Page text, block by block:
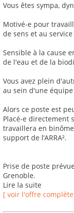
Vous êtes sympa,
Motivé-e pour
de sens et au
Sensible à la cause
de l'eau et de la
Vous avez plein
au sein d'une
Alors ce poste est
Placé-e directement
travaillera en
support de l’ARRA².
Prise de poste
Grenoble.
Lire la suite
[ voir l'offre